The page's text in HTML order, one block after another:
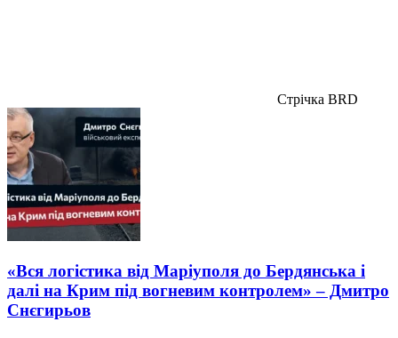
Стрічка BRD
«Вся логістика від Маріуполя до Бердянська і
далі на Крим під вогневим контролем» – Дмитро
Снєгирьов